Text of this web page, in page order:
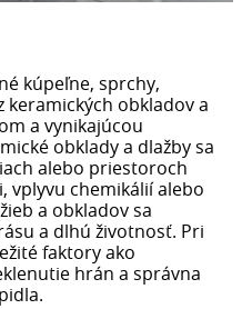
kúpeľne, sprchy,
keramických obkladov a
a vynikajúcou
obklady a dlažby sa
alebo priestoroch
vplyvu chemikálií alebo
a obkladov sa
a dlhú životnosť. Pri
faktory ako
hrán a správna